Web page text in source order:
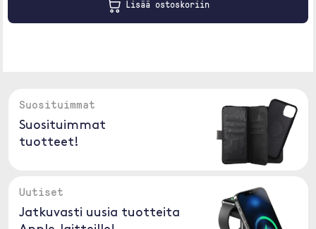
Lisää ostoskoriin
Suosituimmat
Suosituimmat
tuotteet!
Uutiset
Jatkuvasti uusia tuotteita